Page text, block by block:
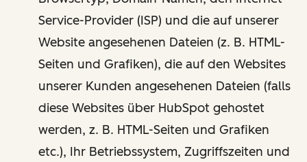
Service-Provider (ISP) und die auf unserer
Website angesehenen Dateien (z. B. HTML-
Seiten und Grafiken), die auf den Websites
unserer Kunden angesehenen Dateien (falls
diese Websites über HubSpot gehostet
werden, z. B. HTML-Seiten und Grafiken
etc.), Ihr Betriebssystem, Zugriffszeiten und